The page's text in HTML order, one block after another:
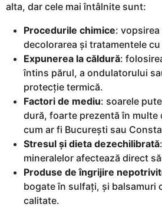
alta, dar cele mai întâlnite sunt:
Procedurile chimice:
decolorarea și tratamentele
Expunerea la căldură:
întins părul, a ondulatorului
protecție termică.
Factori de mediu: soarele
dură, foarte prezentă în multe
cum ar fi București sau
Stresul și dieta dezechilibrată
mineralelor afectează direct
Produse de îngrijire
bogate în sulfați, și balsamuri
calitate.